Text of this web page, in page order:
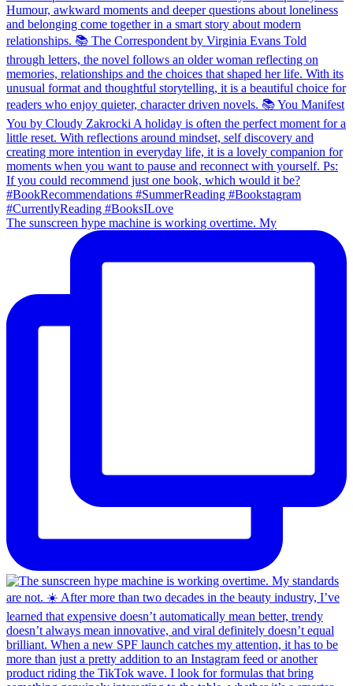
The sunscreen hype machine is working overtime. My